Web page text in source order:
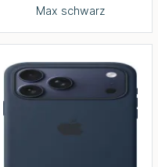
Max schwarz